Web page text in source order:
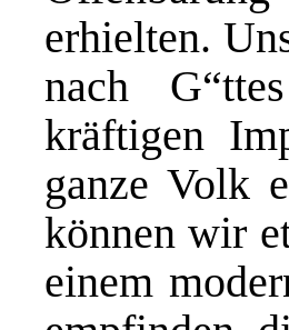
erhielten.
nach
kräftigen
ganze Volk
können wir
einem